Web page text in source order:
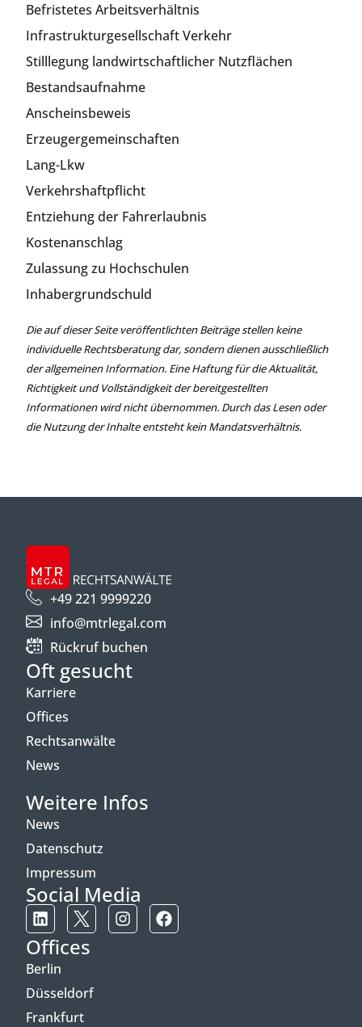
Befristetes Arbeitsverhältnis
Infrastrukturgesellschaft Verkehr
Stilllegung landwirtschaftlicher Nutzflächen
Bestandsaufnahme
Anscheinsbeweis
Erzeugergemeinschaften
Lang-Lkw
Verkehrshaftpflicht
Entziehung der Fahrerlaubnis
Kostenanschlag
Zulassung zu Hochschulen
Inhabergrundschuld
Die auf dieser Seite veröffentlichten Beiträge stellen keine
individuelle Rechtsberatung dar, sondern dienen ausschließlich
der allgemeinen Information. Eine Haftung für die Aktualität,
Richtigkeit und Vollständigkeit der bereitgestellten
Informationen wird nicht übernommen. Durch das Lesen oder
die Nutzung der Inhalte entsteht kein Mandatsverhältnis.
+49 221 9999220
info@mtrlegal.com
Rückruf buchen
Oft gesucht
Karriere
Offices
Rechtsanwälte
News
Weitere Infos
News
Datenschutz
Impressum
Social Media
Offices
Berlin
Düsseldorf
Frankfurt